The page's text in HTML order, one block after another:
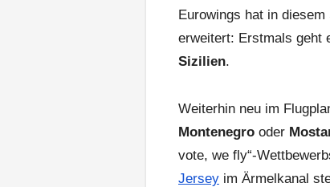
Eurowings hat in
erweitert: Erstmals geht
Sizilien.
Weiterhin neu im
Montenegro oder
vote, we fly“-
Jersey im Ärmelkanal